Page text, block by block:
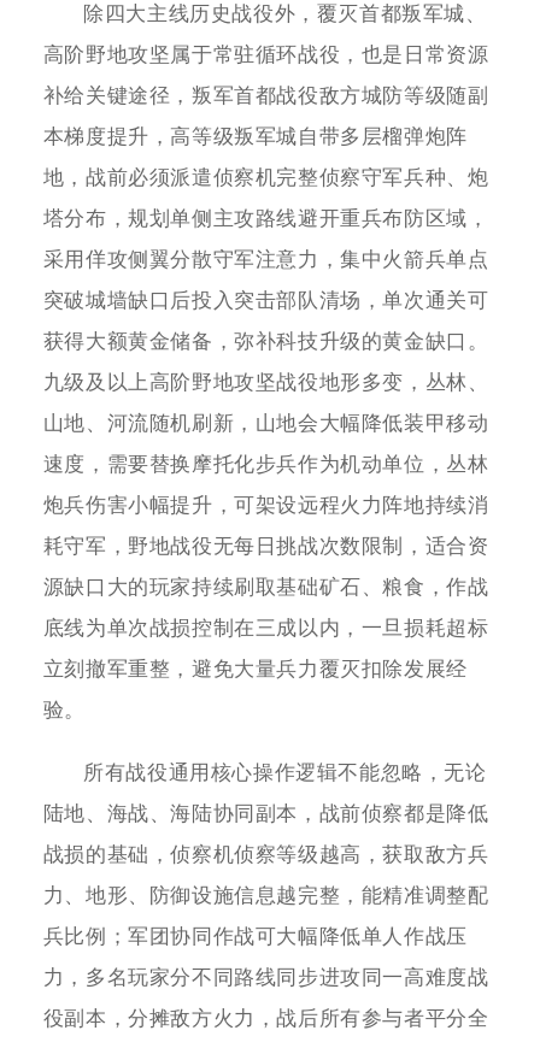
除四大主线历史战役外，覆灭首都叛军城、
高阶野地攻坚属于常驻循环战役，也是日常资源
补给关键途径，叛军首都战役敌方城防等级随副
本梯度提升，高等级叛军城自带多层榴弹炮阵
地，战前必须派遣侦察机完整侦察守军兵种、炮
塔分布，规划单侧主攻路线避开重兵布防区域，
采用佯攻侧翼分散守军注意力，集中火箭兵单点
突破城墙缺口后投入突击部队清场，单次通关可
获得大额黄金储备，弥补科技升级的黄金缺口。
九级及以上高阶野地攻坚战役地形多变，丛林、
山地、河流随机刷新，山地会大幅降低装甲移动
速度，需要替换摩托化步兵作为机动单位，丛林
炮兵伤害小幅提升，可架设远程火力阵地持续消
耗守军，野地战役无每日挑战次数限制，适合资
源缺口大的玩家持续刷取基础矿石、粮食，作战
底线为单次战损控制在三成以内，一旦损耗超标
立刻撤军重整，避免大量兵力覆灭扣除发展经
验。
所有战役通用核心操作逻辑不能忽略，无论
陆地、海战、海陆协同副本，战前侦察都是降低
战损的基础，侦察机侦察等级越高，获取敌方兵
力、地形、防御设施信息越完整，能精准调整配
兵比例；军团协同作战可大幅降低单人作战压
力，多名玩家分不同路线同步进攻同一高难度战
役副本，分摊敌方火力，战后所有参与者平分全